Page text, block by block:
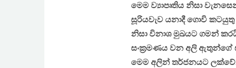
මෙම ව්‍යාපෘතිය නිසා
සූරියවැව යනාදී ගොවි කටයුතු
නිසා විනාශ මුඛයට ගමන්
සංක්‍රමණය වන අලි ඇතුන්ගේ
මෙම අලින් තර්ජනයට ලක්වේ.